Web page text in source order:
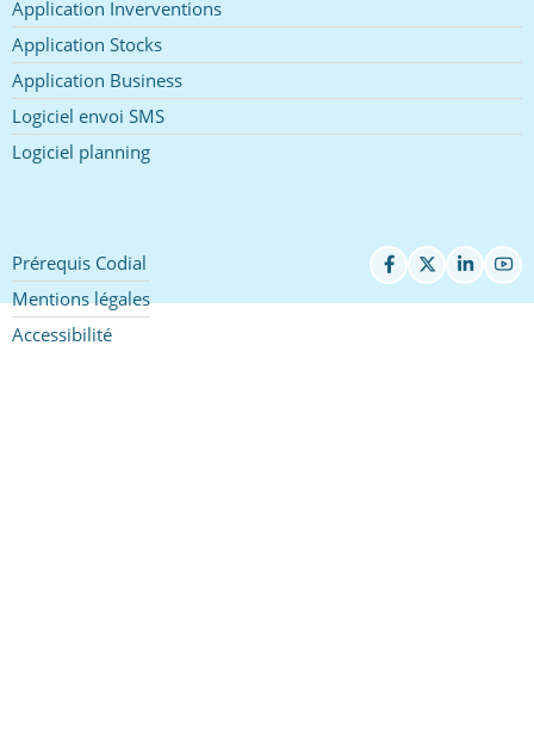
Application Inverventions
Application Stocks
Application Business
Logiciel envoi SMS
Logiciel planning
Pied
de
page
Prérequis Codial
Mentions légales
Accessibilité